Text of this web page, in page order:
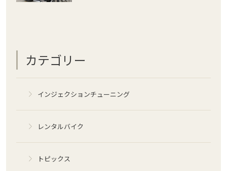
カテゴリー
インジェクションチューニング
レンタルバイク
トピックス